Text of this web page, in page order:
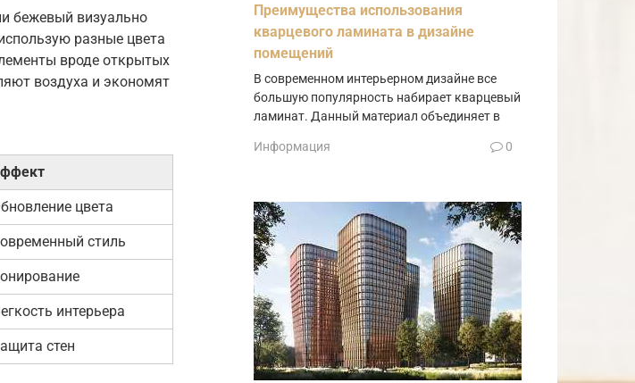
бежевый визуально
разные цвета
вроде открытых
воздуха и экономят
цвета
стиль
интерьера
стен
Преимущества использования
кварцевого ламината в дизайне
помещений
В современном интерьерном дизайне все
большую популярность набирает кварцевый
ламинат. Данный материал объединяет в
Информация 0